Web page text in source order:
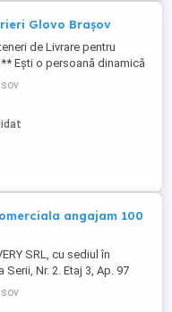
Glovo Brașov
de Livrare pentru
Ești o persoană dinamică
să îți stabilești propriul
bani livrând în zona
noastre ca partener
Glovo Brașov! **Ce îți
angajam 100
SRL, cu sediul în
Serii, Nr. 2. Etaj 3, Ap. 97
angajeaza si 100 (unasuta)
962101).Se ofera